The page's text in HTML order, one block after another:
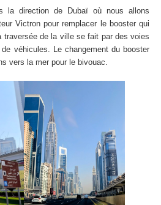
la direction de Dubaï où nous allons
Victron pour remplacer le booster qui
traversée de la ville se fait par des voies
véhicules. Le changement du booster
vers la mer pour le bivouac.